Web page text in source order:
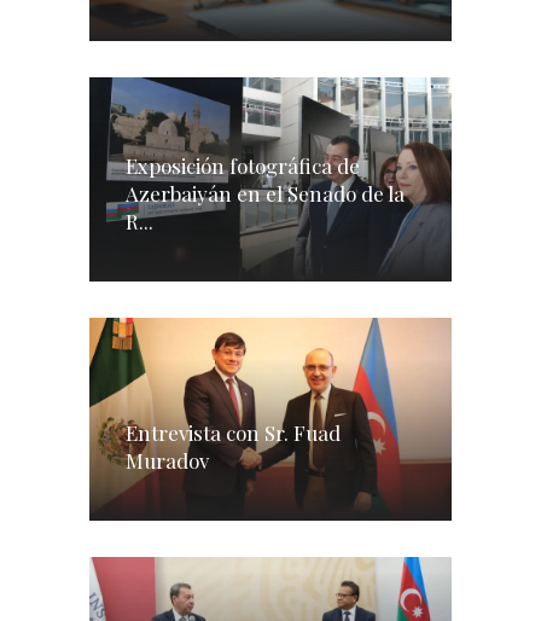
Exposición fotográfica de
Azerbaiyán en el Senado de la
R...
Entrevista con Sr. Fuad
Muradov